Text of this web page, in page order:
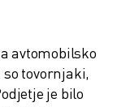
avtomobilsko
tovornjaki,
je bilo